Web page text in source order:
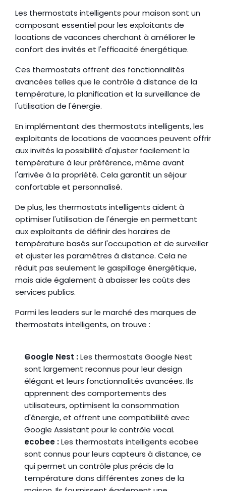
Les thermostats intelligents pour maison sont un
composant essentiel pour les exploitants de
locations de vacances cherchant à améliorer le
confort des invités et l'efficacité énergétique.
Ces thermostats offrent des fonctionnalités
avancées telles que le contrôle à distance de la
température, la planification et la surveillance de
l'utilisation de l'énergie.
En implémentant des thermostats intelligents, les
exploitants de locations de vacances peuvent offrir
aux invités la possibilité d'ajuster facilement la
température à leur préférence, même avant
l'arrivée à la propriété. Cela garantit un séjour
confortable et personnalisé.
De plus, les thermostats intelligents aident à
optimiser l'utilisation de l'énergie en permettant
aux exploitants de définir des horaires de
température basés sur l'occupation et de surveiller
et ajuster les paramètres à distance. Cela ne
réduit pas seulement le gaspillage énergétique,
mais aide également à abaisser les coûts des
services publics.
Parmi les leaders sur le marché des marques de
thermostats intelligents, on trouve :
Google Nest : Les thermostats Google Nest
sont largement reconnus pour leur design
élégant et leurs fonctionnalités avancées. Ils
apprennent des comportements des
utilisateurs, optimisent la consommation
d'énergie, et offrent une compatibilité avec
Google Assistant pour le contrôle vocal.
ecobee : Les thermostats intelligents ecobee
sont connus pour leurs capteurs à distance, ce
qui permet un contrôle plus précis de la
température dans différentes zones de la